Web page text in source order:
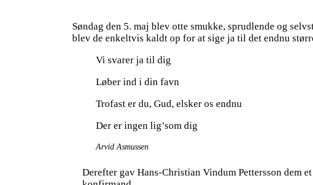
Søndag den 5. maj blev otte smukke, sprudlende og
blev de enkeltvis kaldt op for at sige ja til det endnu
Vi svarer ja til dig
Løber ind i din favn
Trofast er du, Gud, elsker os endnu
Der er ingen lig’som dig
Arvid Asmussen
Derefter gav Hans-Christian Vindum Pettersson dem